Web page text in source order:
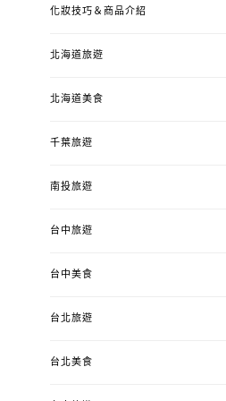
化妝技巧＆商品介紹
北海道旅遊
北海道美食
千葉旅遊
南投旅遊
台中旅遊
台中美食
台北旅遊
台北美食